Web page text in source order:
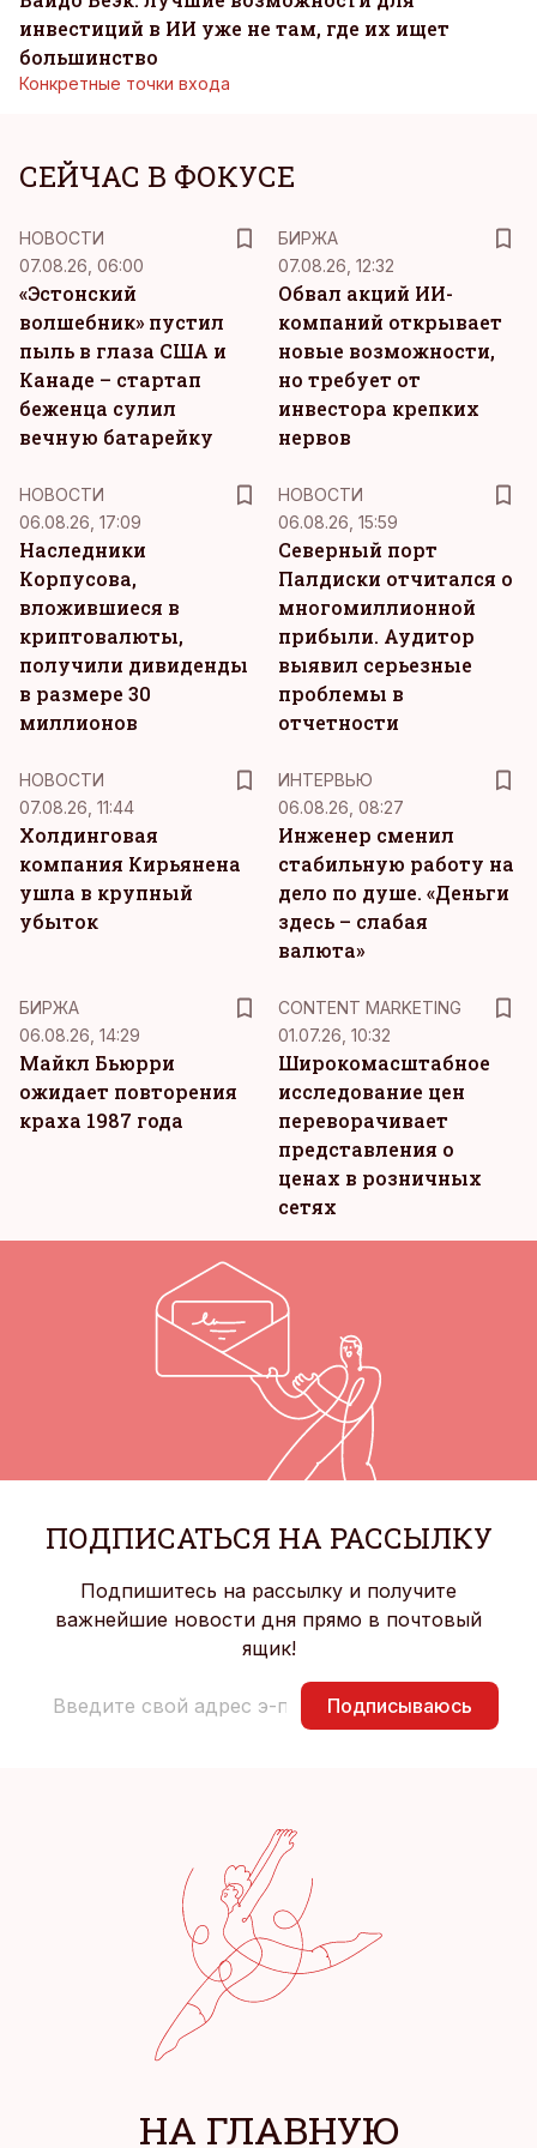
инвестиций в ИИ уже не там, где их ищет
большинство
Конкретные точки входа
СЕЙЧАС В ФОКУСЕ
НОВОСТИ
07.08.26, 06:00
«Эстонский
волшебник» пустил
пыль в глаза США и
Канаде – стартап
беженца сулил
вечную батарейку
БИРЖА
07.08.26, 12:32
Обвал акций ИИ-
компаний открывает
новые возможности,
но требует от
инвестора крепких
нервов
НОВОСТИ
06.08.26, 17:09
Наследники
Корпусова,
вложившиеся в
криптовалюты,
получили дивиденды
в размере 30
миллионов
НОВОСТИ
06.08.26, 15:59
Северный порт
Палдиски отчитался о
многомиллионной
прибыли. Аудитор
выявил серьезные
проблемы в
отчетности
НОВОСТИ
07.08.26, 11:44
Холдинговая
компания Кирьянена
ушла в крупный
убыток
ИНТЕРВЬЮ
06.08.26, 08:27
Инженер сменил
стабильную работу на
дело по душе. «Деньги
здесь – слабая
валюта»
БИРЖА
06.08.26, 14:29
Майкл Бьюрри
ожидает повторения
краха 1987 года
CONTENT MARKETING
01.07.26, 10:32
Широкомасштабное
исследование цен
переворачивает
представления о
ценах в розничных
сетях
ПОДПИСАТЬСЯ НА РАССЫЛКУ
Подпишитесь на рассылку и получите
важнейшие новости дня прямо в почтовый
ящик!
Подписываюсь
НА ГЛАВНУЮ